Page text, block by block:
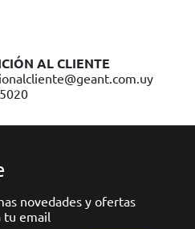
AL CLIENTE
novedades y ofertas
tu email